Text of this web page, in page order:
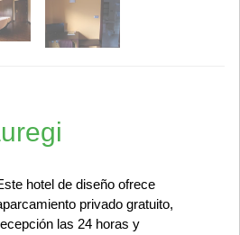
hotel de diseño ofrece
privado gratuito,
las 24 horas y